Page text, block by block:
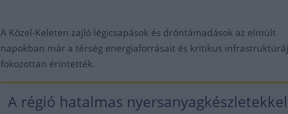
A Közel-Keleten zajló légicsapások és dróntámadások az elmúlt
napokban már a térség energiaforrásait és kritikus
fokozottan érintették.
A régió hatalmas nyersanyagkészletekkel